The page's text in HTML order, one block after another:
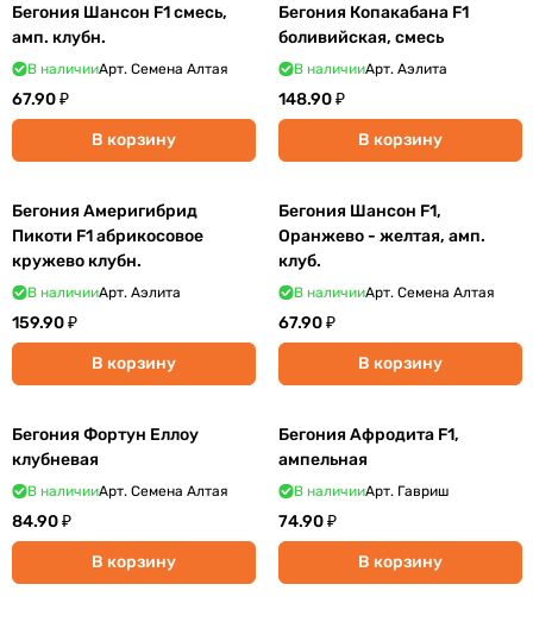
Бегония Шансон F1 смесь,
амп. клубн.
В наличииАрт. Семена Алтая
67.90 ₽
В корзину
Бегония Копакабана F1
боливийская, смесь
В наличииАрт. Аэлита
148.90 ₽
В корзину
Бегония Америгибрид
Пикоти F1 абрикосовое
кружево клубн.
В наличииАрт. Аэлита
159.90 ₽
В корзину
Бегония Шансон F1,
Оранжево - желтая, амп.
клуб.
В наличииАрт. Семена Алтая
67.90 ₽
В корзину
Бегония Фортун Еллоу
клубневая
В наличииАрт. Семена Алтая
84.90 ₽
В корзину
Бегония Афродита F1,
ампельная
В наличииАрт. Гавриш
74.90 ₽
В корзину